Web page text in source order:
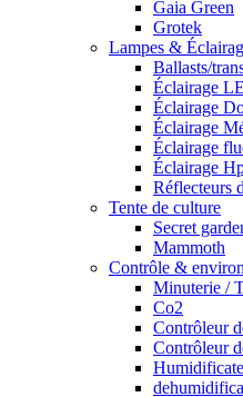
Gaia Green
Grotek
Lampes &
Ballasts/
Éclairage
Éclairage
Éclairage
Éclairage
Éclairage
Réflecteurs
Tente de culture
Secret
Mammoth
Contrôle &
Minuterie /
Co2
Contrôleur
Contrôleur